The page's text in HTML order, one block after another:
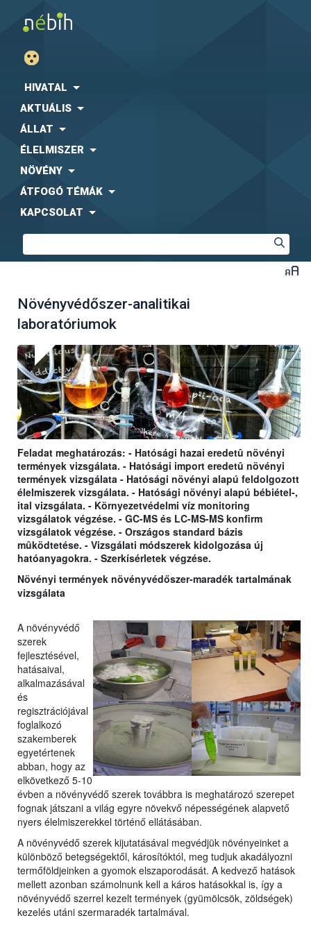
HIVATAL
AKTUÁLIS
ÁLLAT
ÉLELMISZER
NÖVÉNY
ÁTFOGÓ TÉMÁK
KAPCSOLAT
Növényvédőszer-analitikai
laboratóriumok
Feladat meghatározás: - Hatósági hazai eredetû növényi
termények vizsgálata. - Hatósági import eredetû növényi
termények vizsgálata - Hatósági növényi alapú feldolgozott
élelmiszerek vizsgálata. - Hatósági növényi alapú bébiétel-,
ital vizsgálata. - Környezetvédelmi víz monitoring
vizsgálatok végzése. - GC-MS és LC-MS-MS konfirm
vizsgálatok végzése. - Országos standard bázis
mûködtetése. - Vizsgálati módszerek kidolgozása új
hatóanyagokra. - Szerkísérletek végzése.
Növényi termények növényvédőszer-maradék tartalmának
vizsgálata
A növényvédő
szerek
fejlesztésével,
hatásaival,
alkalmazásával
és
regisztrációjával
foglalkozó
szakemberek
egyetértenek
abban, hogy az
elkövetkező 5-10
évben a növényvédő szerek továbbra is meghatározó szerepet
fognak játszani a világ egyre növekvő népességének alapvető
nyers élelmiszerekkel történő ellátásában.
A növényvédő szerek kijutatásával megvédjük növényeinket a
különböző betegségektől, károsítóktól, meg tudjuk akadályozni
termőföldjeinken a gyomok elszaporodását. A kedvező hatások
mellett azonban számolnunk kell a káros hatásokkal is, így a
növényvédő szerrel kezelt termények (gyümölcsök, zöldségek)
kezelés utáni szermaradék tartalmával.